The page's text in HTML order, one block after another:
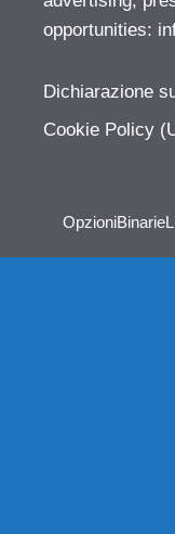
opportunities:
Dichiarazione
Cookie Policy